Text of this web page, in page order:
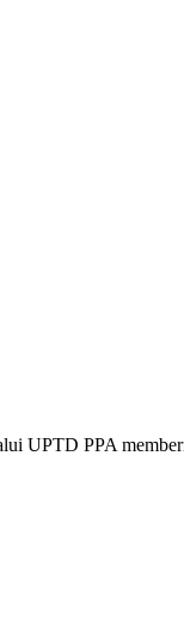
UPTD PPA